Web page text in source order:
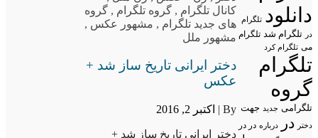
کانال تلگرام , گروه تلگرام , گروه
های جدید تلگرام , مشهور عکس ,
مشهور ملل
دختر ایرانی تاریخ ساز شد +
عکس
By | اکتبر 2, 2016
دختر ایرانی تاریخ ساز شد +
دانلود تلگرام
در تلگرام شد تلگرام
می تلگرام کرد
تلگرام
گروه
تلگرامی جدید جهت
دختر در درباره در در